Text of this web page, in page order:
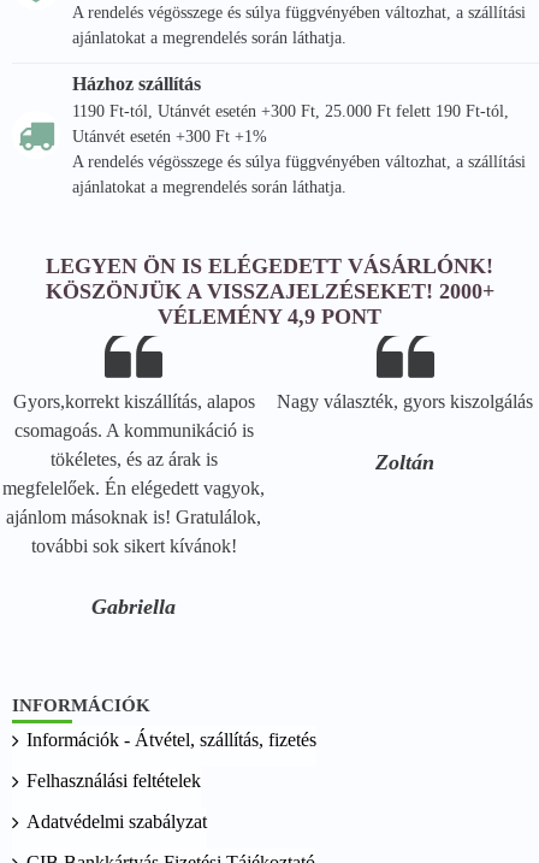
akik szeretnének nemcsak a normál táplálkozásukba, de a
mikrozöldjeik közé is egy kis diverzitást vinni.
A rendelés végösszege és súlya függvényében változhat, a szállítási
ajánlatokat a megrendelés során láthatja.
Házhoz szállítás
1190 Ft-tól, Utánvét esetén +300 Ft, 25.000 Ft felett 190 Ft-tól,
Utánvét esetén +300 Ft +1%
A rendelés végösszege és súlya függvényében változhat, a szállítási
ajánlatokat a megrendelés során láthatja.
LEGYEN ÖN IS ELÉGEDETT VÁSÁRLÓNK!
KÖSZÖNJÜK A VISSZAJELZÉSEKET! 2000+
VÉLEMÉNY 4,9 PONT
Gyors,korrekt kiszállítás, alapos
csomagoás. A kommunikáció is
tökéletes, és az árak is
megfelelőek. Én elégedett vagyok,
ajánlom másoknak is! Gratulálok,
további sok sikert kívánok!
Gabriella
Nagy választék, gyors kiszolgálás
Zoltán
INFORMÁCIÓK
Információk - Átvétel, szállítás, fizetés
Felhasználási feltételek
Adatvédelmi szabályzat